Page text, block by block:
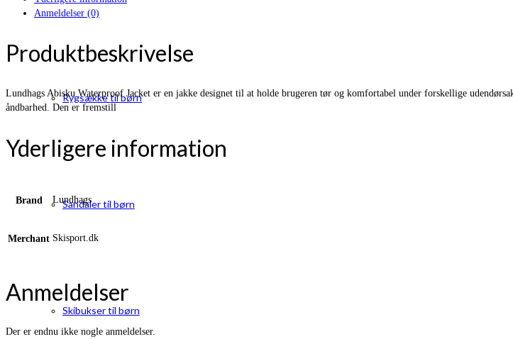
Rygsække til børn
Sandaler til børn
Skibukser til børn
Anmeldelser (0)
Produktbeskrivelse
Lundhags Abisku Waterproof Jacket er en jakke designet til at holde brugeren tør og komfortabel under forskellige
åndbarhed. Den er fremstill
Yderligere information
Brand Lundhags
Merchant Skisport.dk
Anmeldelser
Der er endnu ikke nogle anmeldelser.